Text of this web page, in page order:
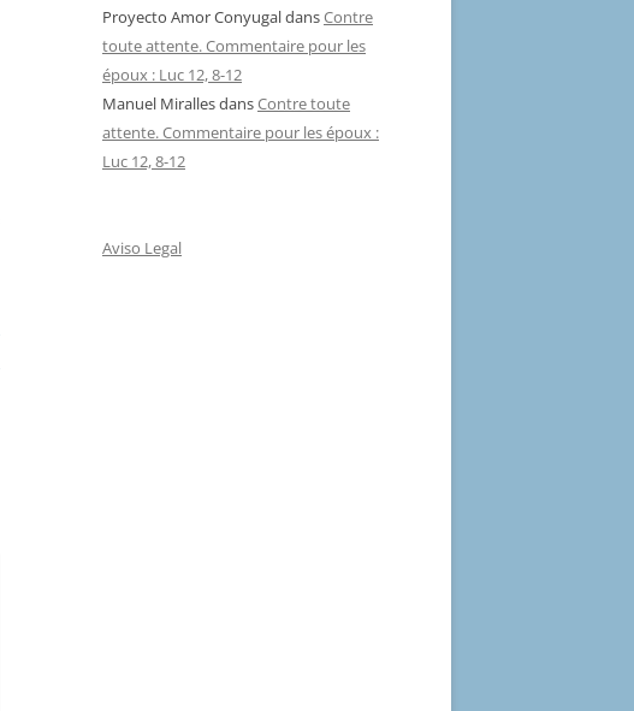
Proyecto Amor ConyugaldansContre
toute attente. Commentaire pour les
époux : Luc 12, 8-12
Manuel MirallesdansContre toute
attente. Commentaire pour les époux :
Luc 12, 8-12
Aviso Legal